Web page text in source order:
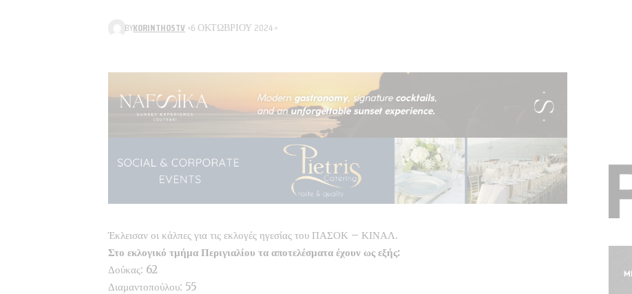
BYKORINTHOSTV 6 ΟΚΤΩΒΡΊΟΥ 2024
Έκλεισαν οι κάλπες για τις εκλογές ηγεσίας του ΠΑΣΟΚ – ΚΙΝΑΛ.
Στο εκλογικό τμήμα Περιγιαλίου τα αποτελέσματα έχουν ως εξής:
Δούκας: 62
Διαμαντοπούλου: 55